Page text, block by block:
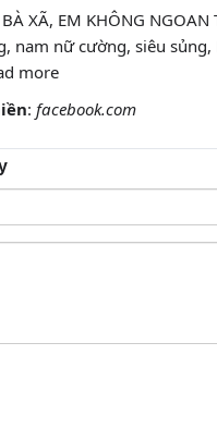
XÃ, EM KHÔNG
nam nữ cường, siêu
more
: facebook.com